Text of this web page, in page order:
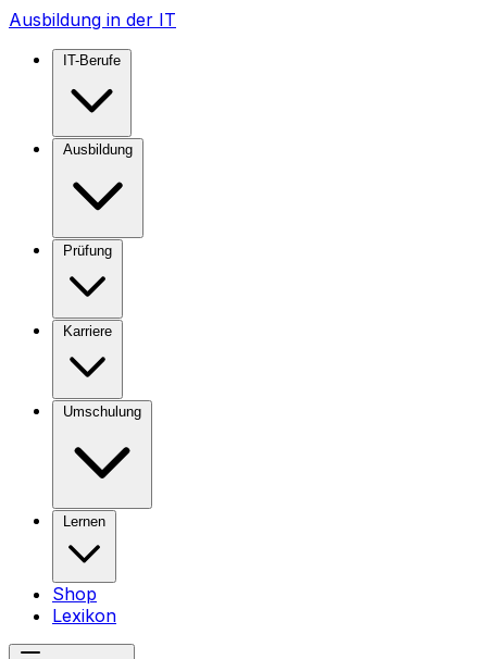
Ausbildung in der IT
IT-Berufe
Ausbildung
Prüfung
Karriere
Umschulung
Lernen
Shop
Lexikon